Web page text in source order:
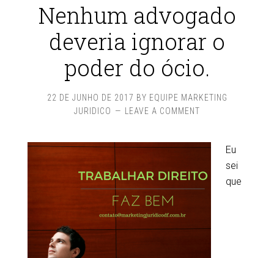
Nenhum advogado
deveria ignorar o
poder do ócio.
22 DE JUNHO DE 2017 BY EQUIPE MARKETING
JURIDICO
LEAVE A COMMENT
Eu
sei
que